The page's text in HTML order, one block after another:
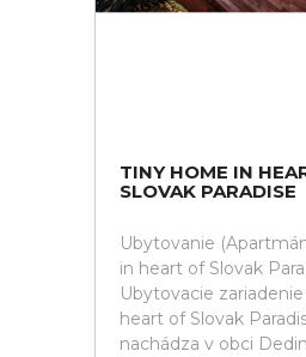
TINY HOME IN
SLOVAK PARADISE
Ubytovanie
in heart of Slovak
Ubytovacie
heart of Slovak
nachádza v obci